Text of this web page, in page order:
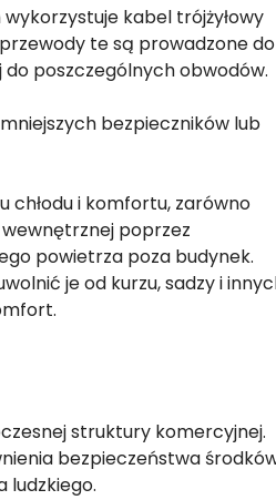
kabel trójżyłowy
te są prowadzone do
poszczególnych obwodów.
bezpieczników lub
chłodu i komfortu, zarówno
poprzez
powietrza poza budynek.
je od kurzu, sadzy i
struktury komercyjnej.
bezpieczeństwa
ludzkiego.